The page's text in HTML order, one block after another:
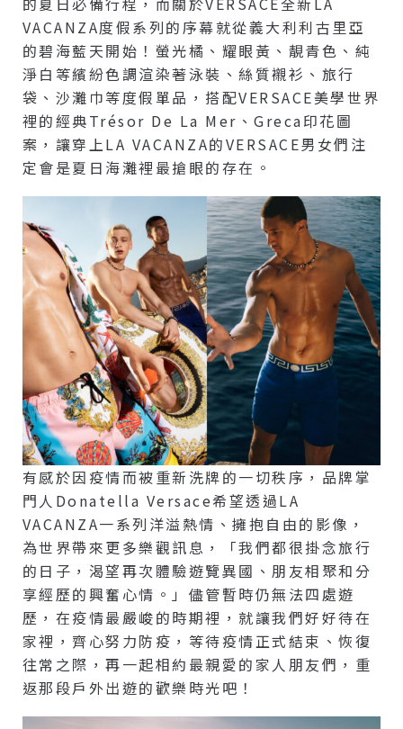
VACANZA度假系列的序幕就從義大利利古里亞
的碧海藍天開始！螢光橘、耀眼黃、靚青色、純
淨白等繽紛色調渲染著泳裝、絲質襯衫、旅行
袋、沙灘巾等度假單品，搭配VERSACE美學世界
裡的經典Trésor De La Mer、Greca印花圖
案，讓穿上LA VACANZA的VERSACE男女們注
定會是夏日海灘裡最搶眼的存在。
有感於因疫情而被重新洗牌的一切秩序，品牌掌
門人Donatella Versace希望透過LA
VACANZA一系列洋溢熱情、擁抱自由的影像，
為世界帶來更多樂觀訊息，「我們都很掛念旅行
的日子，渴望再次體驗遊覽異國、朋友相聚和分
享經歷的興奮心情。」儘管暫時仍無法四處遊
歷，在疫情最嚴峻的時期裡，就讓我們好好待在
家裡，齊心努力防疫，等待疫情正式結束、恢復
往常之際，再一起相約最親愛的家人朋友們，重
返那段戶外出遊的歡樂時光吧！